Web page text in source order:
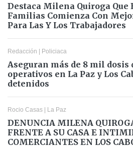
Destaca Milena Quiroga Que
Familias Comienza Con
Para Las Y Los Trabajadores
Redacción | Policiaca
Aseguran más de 8 mil dosis
operativos en La Paz y Los
detenidos
Rocio Casas | La Paz
DENUNCIA MILENA
FRENTE A SU CASA E
COMERCIANTES EN LOS